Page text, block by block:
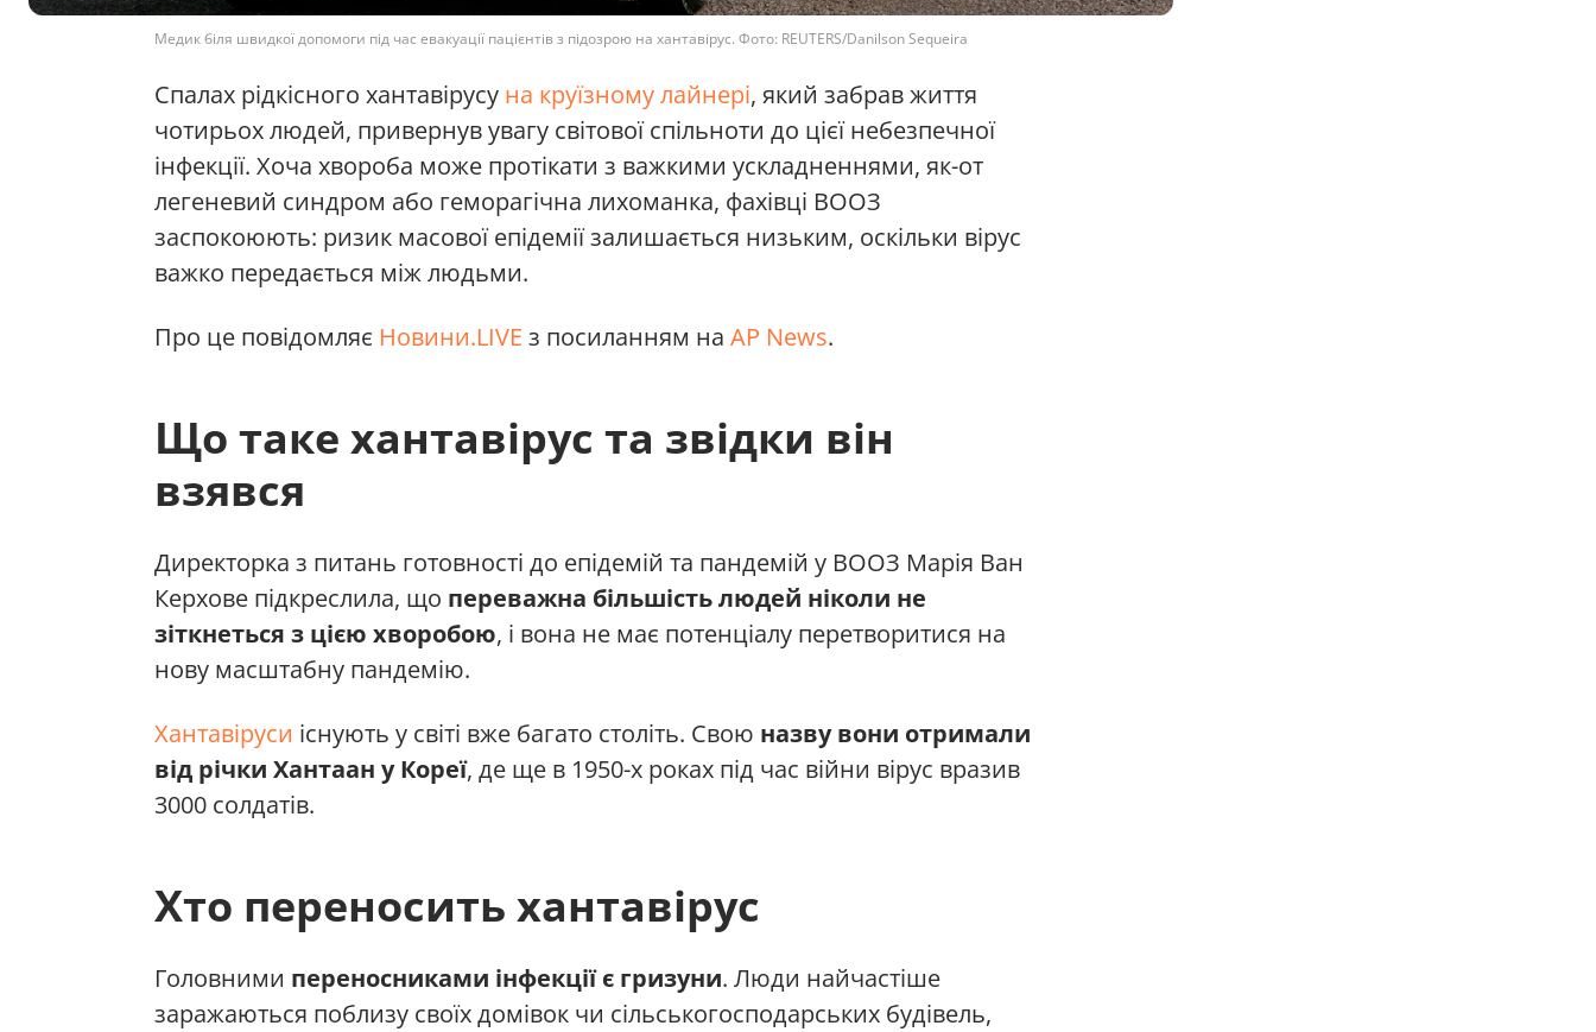
Медик біля швидкої допомоги під час евакуації пацієнтів з підозрою на хантавірус. Фото: REUTERS/Danilson Sequeira
Спалах рідкісного хантавірусу на круїзному лайнері, який забрав життя
чотирьох людей, привернув увагу світової спільноти до цієї небезпечної
інфекції. Хоча хвороба може протікати з важкими ускладненнями, як-от
легеневий синдром або геморагічна лихоманка, фахівці ВООЗ
заспокоюють: ризик масової епідемії залишається низьким, оскільки вірус
важко передається між людьми.
Про це повідомляє Новини.LIVE з посиланням на AP News.
Що таке хантавірус та звідки він
взявся
Директорка з питань готовності до епідемій та пандемій у ВООЗ Марія Ван
Керхове підкреслила, що переважна більшість людей ніколи не
зіткнеться з цією хворобою, і вона не має потенціалу перетворитися на
нову масштабну пандемію.
Хантавіруси існують у світі вже багато століть. Свою назву вони отримали
від річки Хантаан у Кореї, де ще в 1950-х роках під час війни вірус вразив
3000 солдатів.
Хто переносить хантавірус
Головними переносниками інфекції є гризуни. Люди найчастіше
заражаються поблизу своїх домівок чи сільськогосподарських будівель,